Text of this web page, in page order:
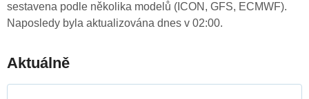
sestavena podle několika modelů (ICON, GFS, ECMWF).
Naposledy byla aktualizována dnes v 02:00.
Aktuálně